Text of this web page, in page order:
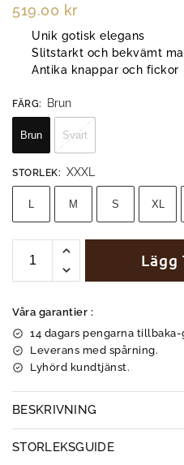
519.00 kr
Unik gotisk elegans
Slitstarkt och bekvämt
Antika knappar och fickor
FÄRG: Brun
Brun Svart
STORLEK: XXXL
L M S XL
Våra garantier :
14 dagars pengarna
Leverans med spårning.
Lyhörd kundtjänst.
BESKRIVNING
STORLEKSGUIDE